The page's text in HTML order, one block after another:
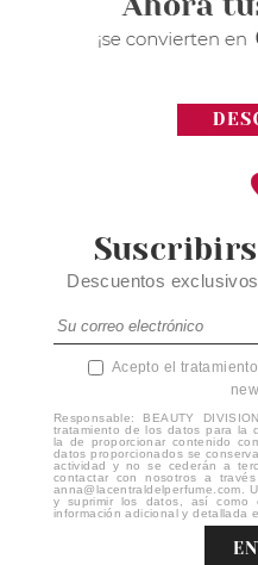
Descuentos
Acepto el
Responsable: BEAUTY
tratamiento de los datos para la
la de proporcionar contenido
datos proporcionados se
actividad y no se cederán a
contactar con nosotros a
anna@lacentraldelperfume.com.
y suprimir los datos, así como
información adicional y detallada